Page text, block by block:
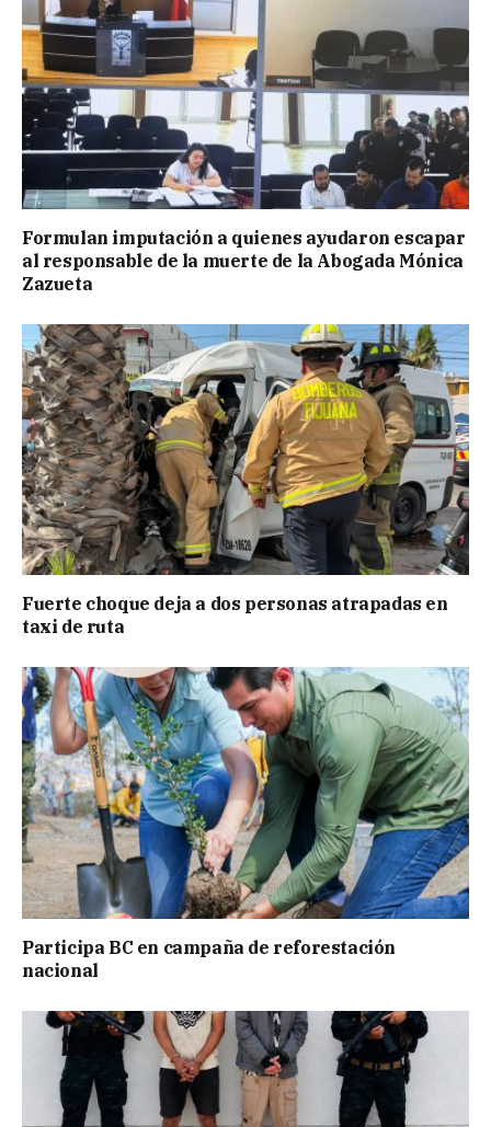
Formulan imputación a quienes ayudaron escapar
al responsable de la muerte de la Abogada Mónica
Zazueta
Fuerte choque deja a dos personas atrapadas en
taxi de ruta
Participa BC en campaña de reforestación
nacional